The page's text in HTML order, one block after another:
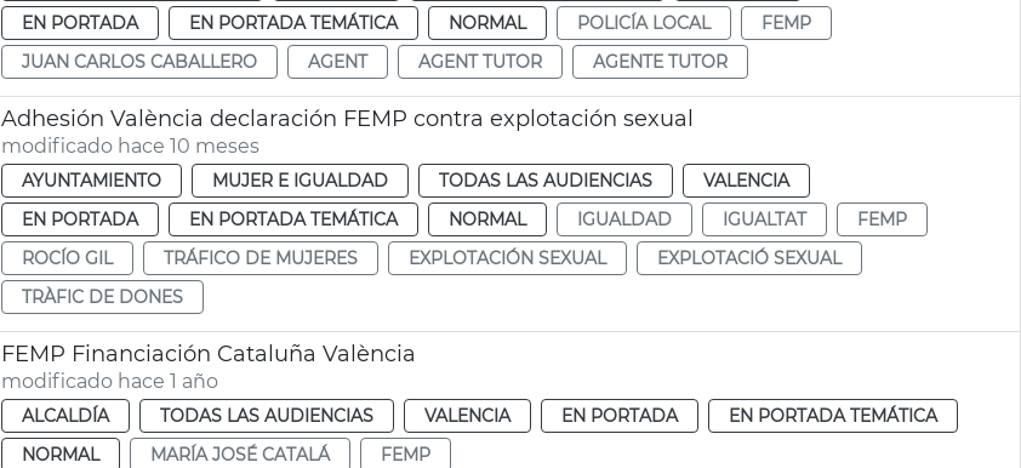
EN PORTADA
EN PORTADA TEMÁTICA NORMAL POLICÍA LOCAL
FEMP
JUAN CARLOS CABALLERO
AGENT AGENT TUTOR AGENTE TUTOR
Adhesión València declaración FEMP contra explotación sexual
modificado hace 10 meses
AYUNTAMIENTO MUJER E IGUALDAD TODAS LAS AUDIENCIAS
VALENCIA
EN PORTADA
EN PORTADA TEMÁTICA NORMAL IGUALDAD IGUALTAT
FEMP
ROCÍO GIL
TRÁFICO DE MUJERES EXPLOTACIÓN SEXUAL
EXPLOTACIÓ SEXUAL
TRÀFIC DE DONES
FEMP Financiación Cataluña València
modificado hace 1 año
ALCALDÍA TODAS LAS AUDIENCIAS VALENCIA EN PORTADA
EN PORTADA TEMÁTICA
NORMAL
MARÍA JOSÉ CATALÁ FEMP